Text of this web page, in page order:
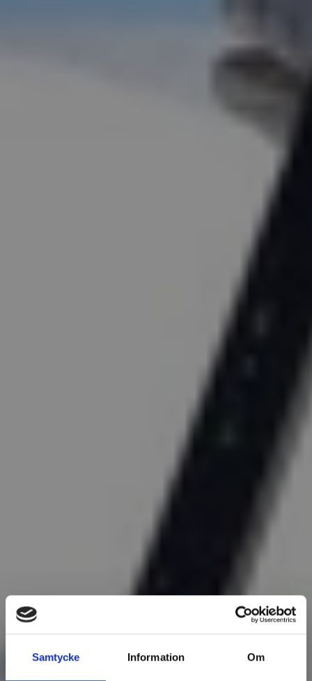
Samtycke Information Om